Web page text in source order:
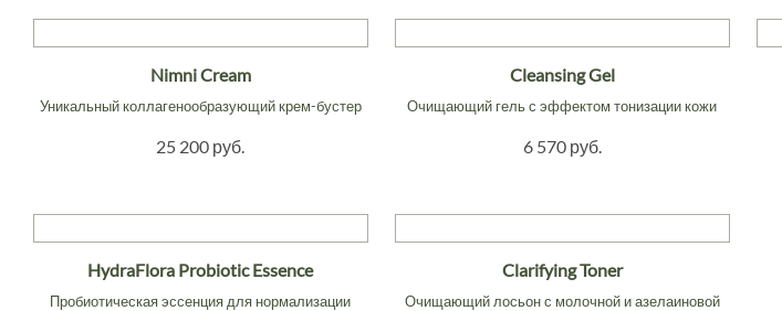
Nimni Cream
Уникальный коллагенообразующий крем-бустер
25 200 руб.
Cleansing Gel
Очищающий гель с эффектом тонизации кожи
6 570 руб.
HydraFlora Probiotic Essence
Пробиотическая эссенция для нормализации
Clarifying Toner
Очищающий лосьон с молочной и азелаиновой